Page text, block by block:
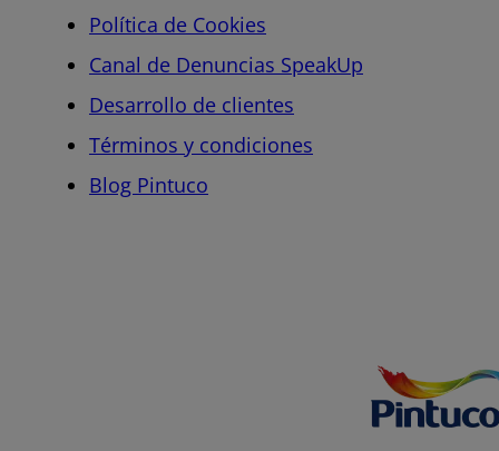
Política de Cookies
Canal de Denuncias SpeakUp
Desarrollo de clientes
Términos y condiciones
Blog Pintuco